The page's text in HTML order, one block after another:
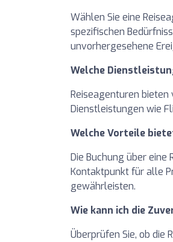
Wählen Sie eine
spezifischen
unvorhergesehene
Welche
Reiseagenturen
Dienstleistungen wie
Welche Vorteile
Die Buchung über
Kontaktpunkt für alle
gewährleisten.
Wie kann ich die
Überprüfen Sie, ob die